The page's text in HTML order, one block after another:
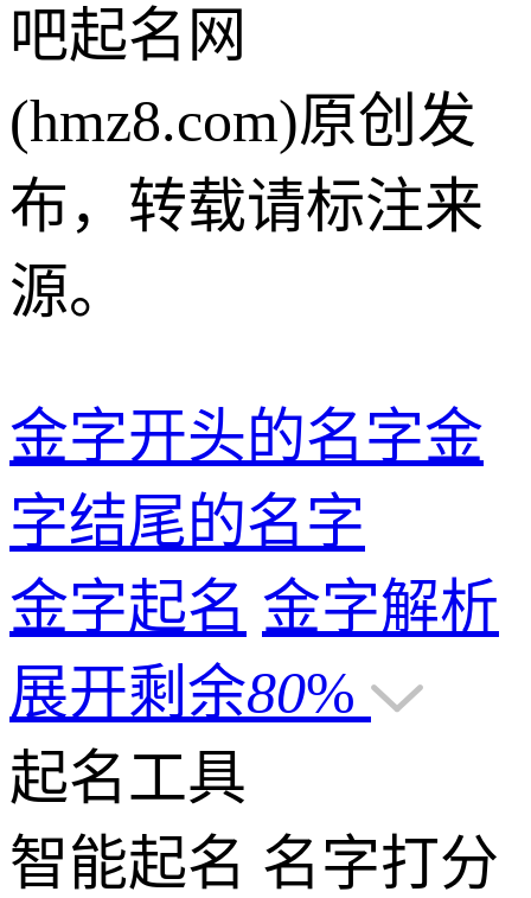
吧起名网
(hmz8.com)原创发
布，转载请标注来
源。
金字开头的名字金
字结尾的名字
金字起名 金字解析
展开剩余80%
起名工具
智能起名 名字打分